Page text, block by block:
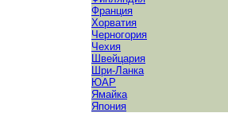
Франция
Хорватия
Черногория
Чехия
Швейцария
Шри-Ланка
ЮАР
Ямайка
Япония